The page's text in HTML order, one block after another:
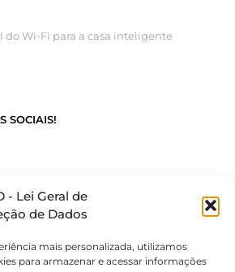
- Lei Geral de
de Dados
mais personalizada, utilizamos
para armazenar e acessar informações
do Wi-Fi para a casa inteligente
SOCIAIS!